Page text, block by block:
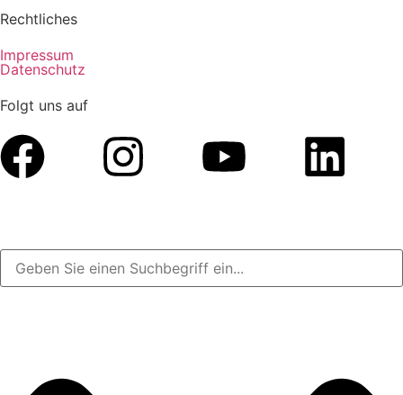
Rechtliches
Impressum
Datenschutz
Folgt uns auf